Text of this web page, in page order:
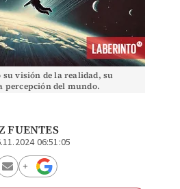
visión de la realidad, su
percepción del mundo.
FUENTES
06:51:05